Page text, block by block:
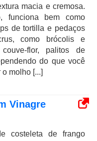
macia e cremosa.
funciona bem como
de tortilla e pedaços
como brócolis e
flor, palitos de
do que você
molho [...]
Vinagre
costeleta de frango